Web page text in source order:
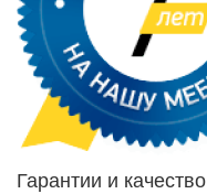
Гарантии и качество